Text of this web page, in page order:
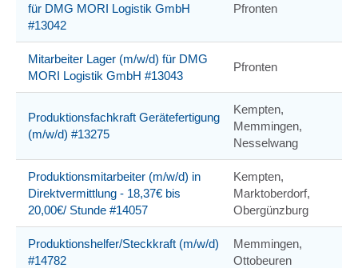
für DMG MORI Logistik GmbH
#13042
Pfronten
Mitarbeiter Lager (m/w/d) für DMG
MORI Logistik GmbH #13043
Pfronten
Produktionsfachkraft Gerätefertigung
(m/w/d) #13275
Kempten,
Memmingen,
Nesselwang
Produktionsmitarbeiter (m/w/d) in
Direktvermittlung - 18,37€ bis
20,00€/ Stunde #14057
Kempten,
Marktoberdorf,
Obergünzburg
Produktionshelfer/Steckkraft (m/w/d)
#14782
Memmingen,
Ottobeuren